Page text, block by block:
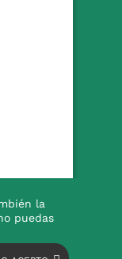
la
puedas